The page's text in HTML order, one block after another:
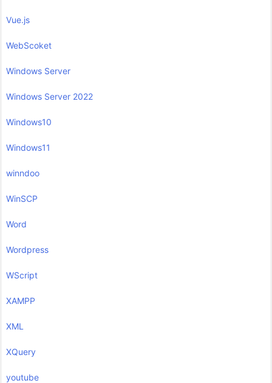
Vue.js
WebScoket
Windows Server
Windows Server 2022
Windows10
Windows11
winndoo
WinSCP
Word
Wordpress
WScript
XAMPP
XML
XQuery
youtube